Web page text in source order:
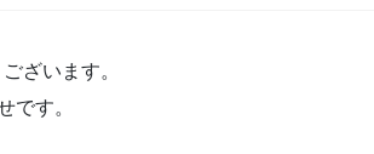
ざいます。
です。